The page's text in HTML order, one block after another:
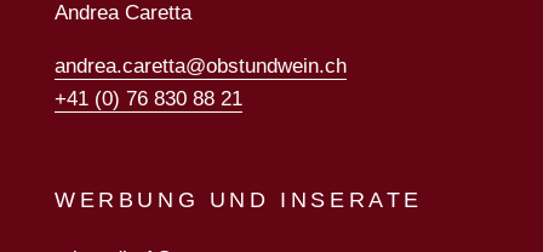
Andrea Caretta
andrea.caretta@obstundwein.ch
+41 (0) 76 830 88 21
WERBUNG UND INSERATE